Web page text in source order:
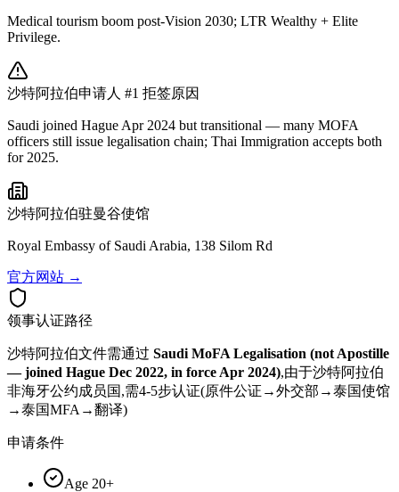
Medical tourism boom post-Vision 2030; LTR Wealthy + Elite
Privilege.
沙特阿拉伯申请人 #1 拒签原因
Saudi joined Hague Apr 2024 but transitional — many MOFA
officers still issue legalisation chain; Thai Immigration accepts both
for 2025.
沙特阿拉伯驻曼谷使馆
Royal Embassy of Saudi Arabia, 138 Silom Rd
官方网站 →
领事认证路径
沙特阿拉伯文件需通过 Saudi MoFA Legalisation (not Apostille
— joined Hague Dec 2022, in force Apr 2024),由于沙特阿拉伯
非海牙公约成员国,需4-5步认证(原件公证→外交部→泰国使馆
→泰国MFA→翻译)
申请条件
Age 20+